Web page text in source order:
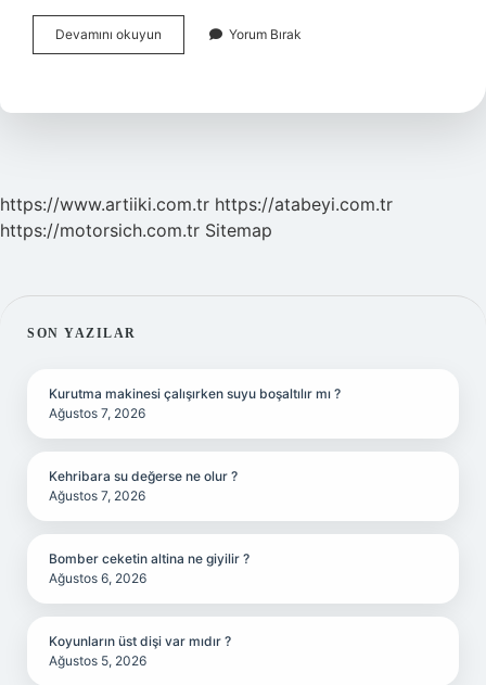
Devamını okuyun Viskozite
Ayırt
Özellik
Yorum Bırak
https://www.artiiki.com.tr https://atabeyi.com.tr
https://motorsich.com.tr Sitemap
SIDEBAR
SON YAZILAR
Kurutma makinesi çalışırken suyu boşaltılır mı ?
Ağustos 7, 2026
Kehribara su değerse ne olur ?
Ağustos 7, 2026
Bomber ceketin altina ne giyilir ?
Ağustos 6, 2026
Koyunların üst dişi var mıdır ?
Ağustos 5, 2026